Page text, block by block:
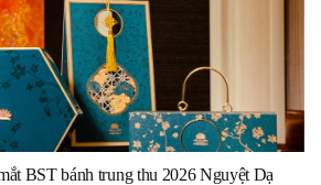
BST bánh trung thu 2026 Nguyệt Dạ